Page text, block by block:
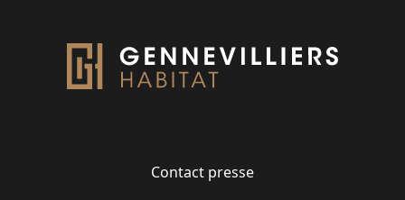
Contact presse